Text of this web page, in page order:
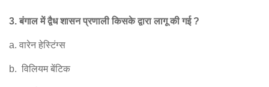
3.बंगाल में द्वैध शासन प्रणाली किसके द्वारा लागू की गई?
a. वारेन हेस्टिंग्स
b. विलियम बेंटिक